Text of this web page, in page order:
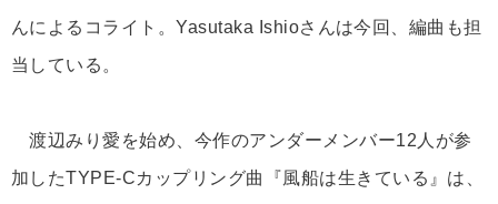
んによるコライト。Yasutaka Ishioさんは今回、編曲も担
当している。
渡辺みり愛を始め、今作のアンダーメンバー12人が参
加したTYPE-Cカップリング曲『風船は生きている』は、